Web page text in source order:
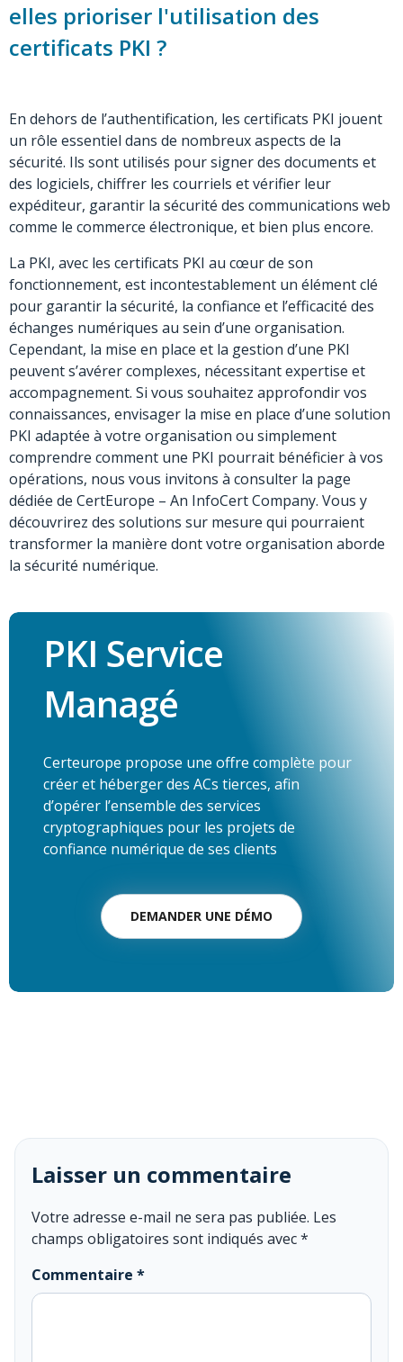
elles prioriser l'utilisation des
certificats PKI ?
En dehors de l’authentification, les certificats PKI jouent
un rôle essentiel dans de nombreux aspects de la
sécurité. Ils sont utilisés pour signer des documents et
des logiciels, chiffrer les courriels et vérifier leur
expéditeur, garantir la sécurité des communications web
comme le commerce électronique, et bien plus encore.
La PKI, avec les certificats PKI au cœur de son
fonctionnement, est incontestablement un élément clé
pour garantir la sécurité, la confiance et l’efficacité des
échanges numériques au sein d’une organisation.
Cependant, la mise en place et la gestion d’une PKI
peuvent s’avérer complexes, nécessitant expertise et
accompagnement. Si vous souhaitez approfondir vos
connaissances, envisager la mise en place d’une solution
PKI adaptée à votre organisation ou simplement
comprendre comment une PKI pourrait bénéficier à vos
opérations, nous vous invitons à consulter la page
dédiée de CertEurope – An InfoCert Company. Vous y
découvrirez des solutions sur mesure qui pourraient
transformer la manière dont votre organisation aborde
la sécurité numérique.
PKI Service
Managé
Certeurope propose une offre complète pour
créer et héberger des ACs tierces, afin
d’opérer l’ensemble des services
cryptographiques pour les projets de
confiance numérique de ses clients
DEMANDER UNE DÉMO
Laisser un commentaire
Votre adresse e-mail ne sera pas publiée. Les
champs obligatoires sont indiqués avec*
Commentaire *